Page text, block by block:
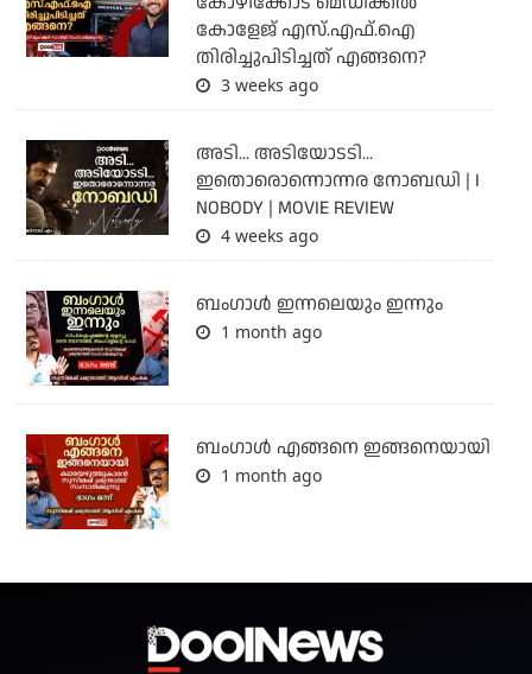
കോളേജ് എസ്.എഫ്.ഐ
തിരിച്ചുപിടിച്ചത് എങ്ങനെ?
3 weeks ago
അടി... അടിയോടടി...
ഇതൊരൊന്നൊന്നര നോബഡി | I
NOBODY | MOVIE REVIEW
4 weeks ago
ബംഗാള്‍ ഇന്നലെയും ഇന്നും
1 month ago
ബം​ഗാൾ എങ്ങനെ ഇങ്ങനെയായി
1 month ago